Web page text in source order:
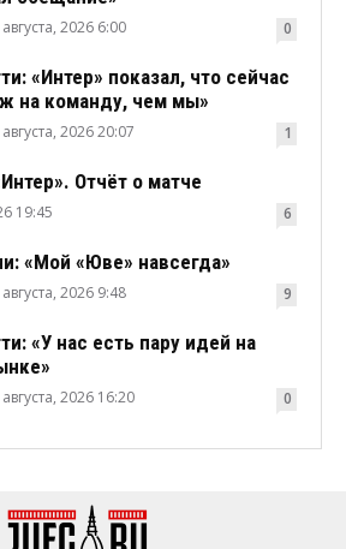
2026 6:00 0
«Интер» показал, что сейчас
на команду, чем мы»
2026 20:07 1
Отчёт о матче
19:45 6
«Мой «Юве» навсегда»
2026 9:48 9
«У нас есть пару идей на
2026 16:20 0